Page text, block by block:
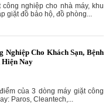
nghiệp cho nhà máy, khu
giặt đồ bảo hộ, đồ phòng...
Nghiệp Cho Khách Sạn, Bệnh
Nay
của 3 dòng máy giặt công
Paros, Cleantech,...